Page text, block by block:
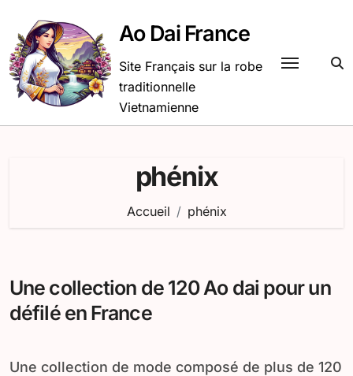
contenu
Ao Dai France
Site Français sur la robe
traditionnelle
Vietnamienne
phénix
Accueil phénix
Une collection de 120 Ao dai pour un
défilé en France
Une collection de mode composé de plus de 120